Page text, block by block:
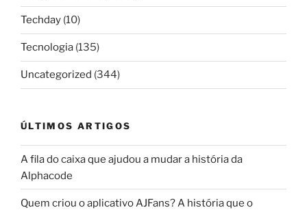
Techday (10)
Tecnologia (135)
Uncategorized (344)
ÚLTIMOS ARTIGOS
A fila do caixa que ajudou a mudar a história da
Alphacode
Quem criou o aplicativo AJFans? A história que o